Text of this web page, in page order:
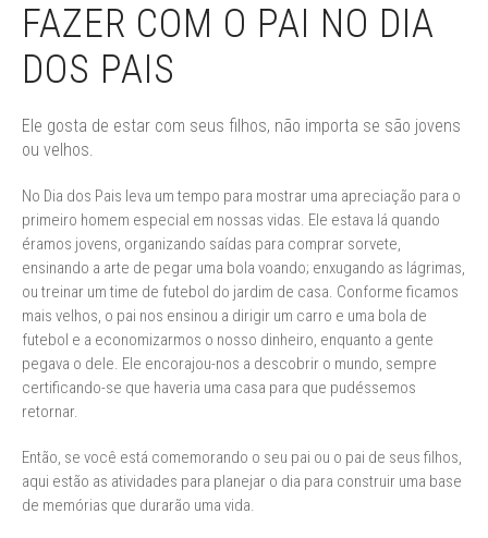
FAZER COM O PAI NO DIA
DOS PAIS
Ele gosta de estar com seus filhos, não importa se são jovens
ou velhos.
No Dia dos Pais leva um tempo para mostrar uma apreciação para o
primeiro homem especial em nossas vidas. Ele estava lá quando
éramos jovens, organizando saídas para comprar sorvete,
ensinando a arte de pegar uma bola voando; enxugando as lágrimas,
ou treinar um time de futebol do jardim de casa. Conforme ficamos
mais velhos, o pai nos ensinou a dirigir um carro e uma bola de
futebol e a economizarmos o nosso dinheiro, enquanto a gente
pegava o dele. Ele encorajou-nos a descobrir o mundo, sempre
certificando-se que haveria uma casa para que pudéssemos
retornar.
Então, se você está comemorando o seu pai ou o pai de seus filhos,
aqui estão as atividades para planejar o dia para construir uma base
de memórias que durarão uma vida.